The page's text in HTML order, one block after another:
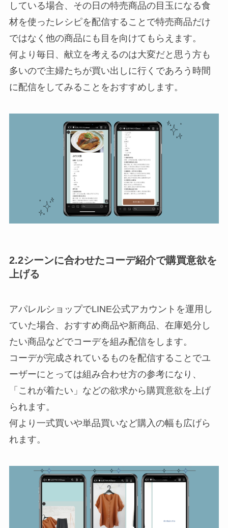
している場合、その日の特売商品の目玉になる食
材を使ったレシピを配信することで特売商品だけ
ではなく他の商品にも目を向けてもらえます。
何より毎日、献立を考えるのは大変だと思う方も
多いので主婦たちが買い出しに行くであろう時間
に配信をしてみることをおすすめします。
2.2シーンに合わせたコーデ紹介で購買意欲を
上げる
アパレルショップでLINE公式アカウントを運用し
ていた場合、おすすめ商品や新商品、在庫処分し
たい商品などでコーデを組み配信をします。
コーデが完成されているものを配信することでユ
ーザーにとっては組み合わせ方の参考になり、
「これが着たい」などの欲求から購買意欲を上げ
られます。
何より一式買いや単品買いなど購入の幅も広げら
れます。